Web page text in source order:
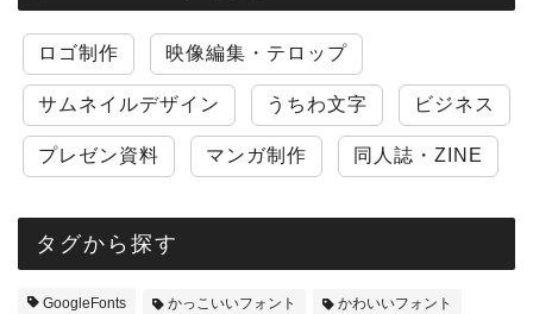
ロゴ制作 映像編集・テロップ
サムネイルデザイン うちわ文字 ビジネス
プレゼン資料 マンガ制作 同人誌・ZINE
タグから探す
GoogleFonts かっこいいフォント かわいいフォント